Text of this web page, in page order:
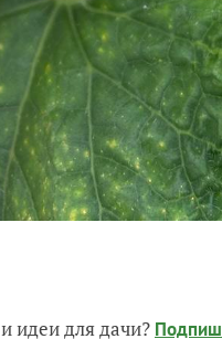
идеи для дачи?